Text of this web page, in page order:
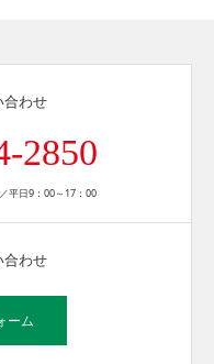
合わせ
2850
平日9：00～17：00
合わせ
ーム